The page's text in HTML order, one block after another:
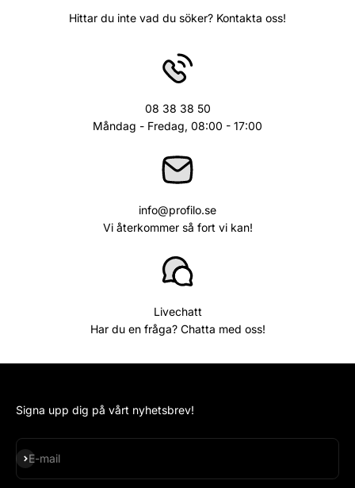
Hittar du inte vad du söker? Kontakta oss!
08 38 38 50
Måndag - Fredag, 08:00 - 17:00
info@profilo.se
Vi återkommer så fort vi kan!
Livechatt
Har du en fråga? Chatta med oss!
Signa upp dig på vårt nyhetsbrev!
E-mail
Subscribe